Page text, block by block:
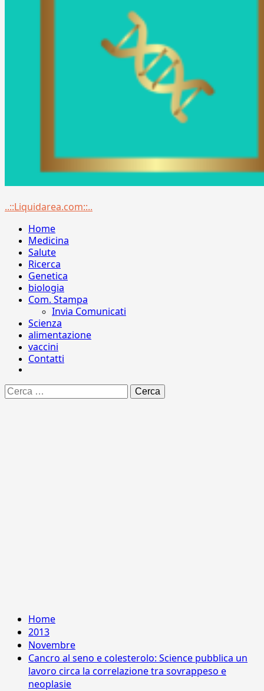
Menu
..::Liquidarea.com::..
Home
Medicina
Salute
Ricerca
Genetica
biologia
Com. Stampa
Invia Comunicati
Scienza
alimentazione
vaccini
Contatti
Ricerca
per:
Home
2013
Novembre
Cancro al seno e colesterolo: Science pubblica un
lavoro circa la correlazione tra sovrappeso e
neoplasie